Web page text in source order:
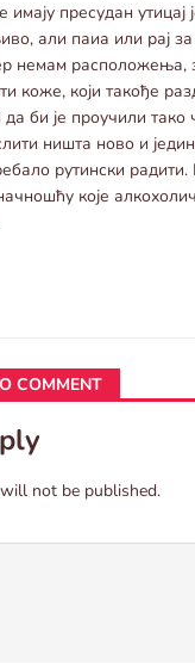
пресудан утицај
али паиа или рај
немам расположења,
коже, који такође
би је проучили тако
ништа ново и
рутински
које
COMMENT
not be published.